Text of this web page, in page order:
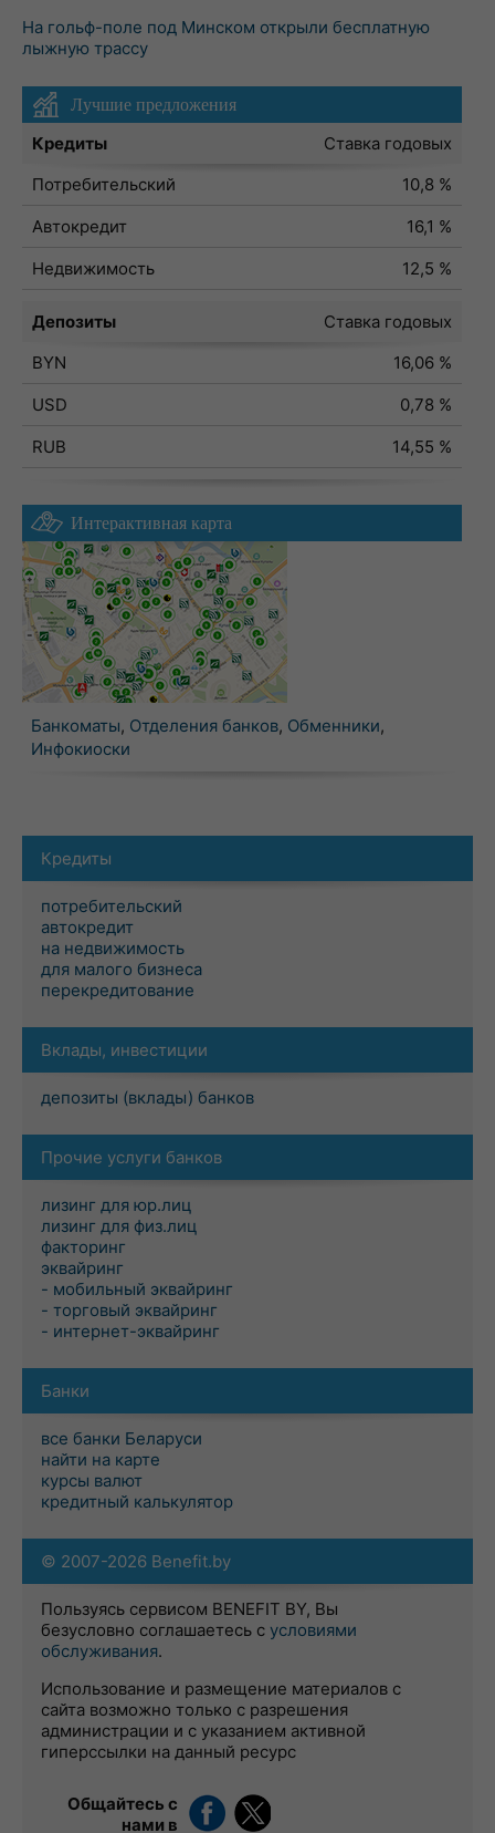
На гольф-поле под Минском открыли бесплатную
лыжную трассу
Лучшие предложения
Кредиты
Ставка годовых
Потребительский
10,8 %
Автокредит
16,1 %
Недвижимость
12,5 %
Депозиты
Ставка годовых
BYN
16,06 %
USD
0,78 %
RUB
14,55 %
Интерактивная карта
Банкоматы, Отделения банков, Обменники,
Инфокиоски
Кредиты
потребительский
автокредит
на недвижимость
для малого бизнеса
перекредитование
Вклады, инвестиции
депозиты (вклады) банков
Прочие услуги банков
лизинг для юр.лиц
лизинг для физ.лиц
факторинг
эквайринг
- мобильный эквайринг
- торговый эквайринг
- интернет-эквайринг
Банки
все банки Беларуси
найти на карте
курсы валют
кредитный калькулятор
© 2007-2026 Benefit.by
Пользуясь сервисом BENEFIT BY, Вы
безусловно соглашаетесь с условиями
обслуживания.
Использование и размещение материалов с
сайта возможно только с разрешения
администрации и с указанием активной
гиперссылки на данный ресурс
Общайтесь с
нами в